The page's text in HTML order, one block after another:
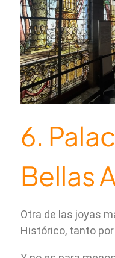
6.
Bellas
Otra de las joyas
Histórico, tanto